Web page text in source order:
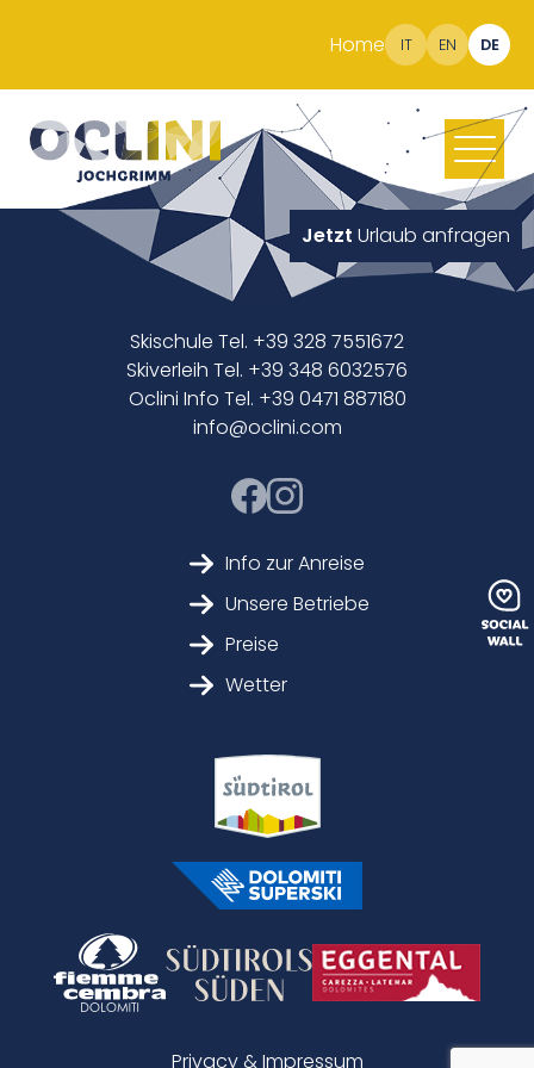
Home IT EN DE
Jetzt Urlaub anfragen
Skischule Tel. +39 328 7551672
Skiverleih Tel. +39 348 6032576
Oclini Info Tel. +39 0471 887180
info@oclini.com
Info zur Anreise
Unsere Betriebe
Preise
Wetter
Privacy & Impressum